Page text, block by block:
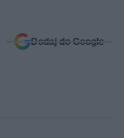
Dodaj do Google